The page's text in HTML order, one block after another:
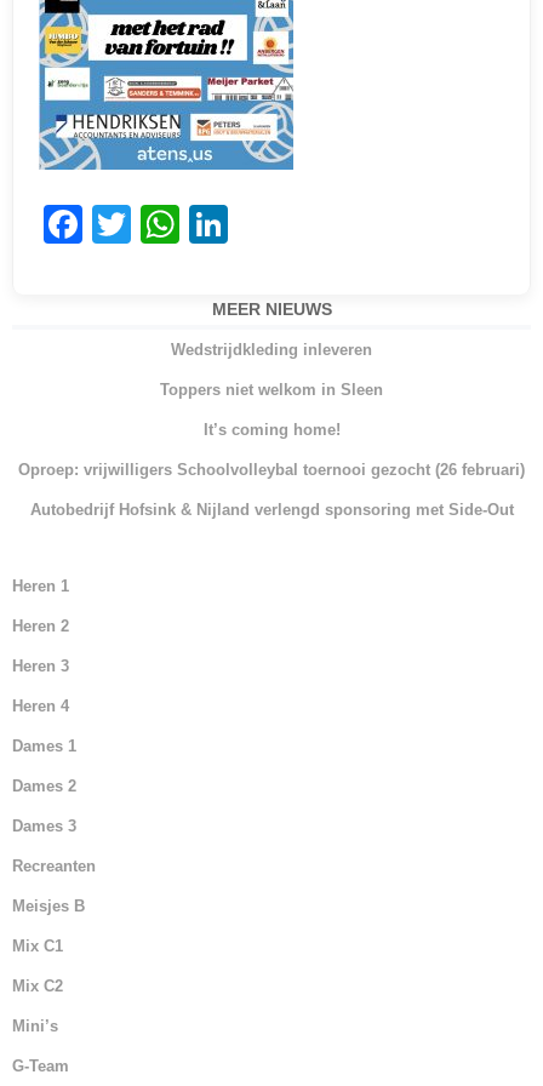
F
o
k
T
W
at
s
A
p
k
e
dI
n
MEER NIEUWS
Wedstrijdkleding inleveren
Toppers niet welkom in Sleen
It’s coming home!
Oproep: vrijwilligers Schoolvolleybal toernooi gezocht (26 februari)
Autobedrijf Hofsink & Nijland verlengd sponsoring met Side-Out
Heren 1
Heren 2
Heren 3
Heren 4
Dames 1
Dames 2
Dames 3
Recreanten
Meisjes B
Mix C1
Mix C2
Mini’s
G-Team